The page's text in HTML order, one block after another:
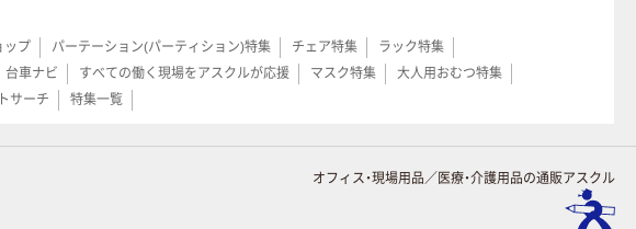
ップ パーテーション(パーティション)特集 チェア特集
ラック特集
台車ナビ すべての働く現場をアスクルが応援 マスク特集
大人用おむつ特集
サーチ 特集一覧
オフィス・現場用品／医療・介護用品の通販アスクル